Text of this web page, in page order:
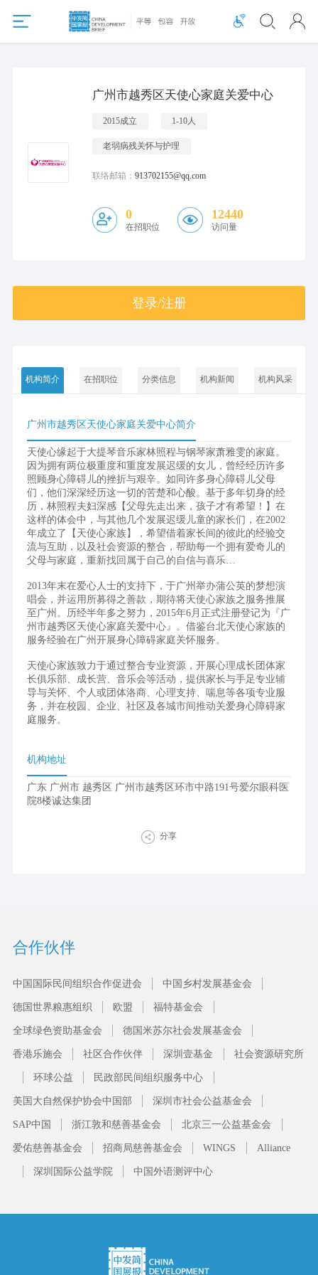
广州市越秀区天使心家庭关爱中心
2015成立 1-10人
老弱病残关怀与护理
联络邮箱： 913702155@qq.com
0
在招职位
12440
访问量
登录/注册
机构简介 在招职位 分类信息 机构新闻 机构风采
广州市越秀区天使心家庭关爱中心简介
天使心缘起于大提琴音乐家林照程与钢琴家萧雅雯的家庭。
因为拥有两位极重度和重度发展迟缓的女儿，曾经经历许多
照顾身心障碍儿的挫折与艰辛。如同许多身心障碍儿父母
们，他们深深经历这一切的苦楚和心酸。基于多年切身的经
历，林照程夫妇深感【父母先走出来，孩子才有希望！】在
这样的体会中，与其他几个发展迟缓儿童的家长们，在2002
年成立了【天使心家族】，希望借着家长间的彼此的经验交
流与互助，以及社会资源的整合，帮助每一个拥有爱奇儿的
父母与家庭，重新找回属于自己的自信与喜乐…
2013年末在爱心人士的支持下，于广州举办蒲公英的梦想演
唱会，并运用所募得之善款，期待将天使心家族之服务推展
至广州。历经半年多之努力，2015年6月正式注册登记为『广
州市越秀区天使心家庭关爱中心』。借鉴台北天使心家族的
服务经验在广州开展身心障碍家庭关怀服务。
天使心家族致力于通过整合专业资源，开展心理成长团体家
长俱乐部、成长营、音乐会等活动，提供家长与手足专业辅
导与关怀、个人或团体洛商、心理支持、喘息等各项专业服
务，并在校园、企业、社区及各城市间推动关爱身心障碍家
庭服务。
机构地址
广东 广州市 越秀区 广州市越秀区环市中路191号爱尔眼科医
院8楼诚达集团
分享
合作伙伴
中国国际民间组织合作促进会 中国乡村发展基金会
德国世界粮惠组织 欧盟 福特基金会
全球绿色资助基金会 德国米苏尔社会发展基金会
香港乐施会 社区合作伙伴 深圳壹基金 社会资源研究所
环球公益 民政部民间组织服务中心
美国大自然保护协会中国部 深圳市社会公益基金会
SAP中国 浙江敦和慈善基金会 北京三一公益基金会
爱佑慈善基金会 招商局慈善基金会 WINGS Alliance
深圳国际公益学院 中国外语测评中心